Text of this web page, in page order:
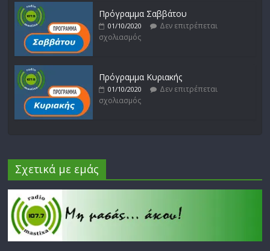
Πρόγραμμα Σαββάτου
01/10/2020
Δεν επιτρέπεται
σχολιασμός
Πρόγραμμα Κυριακής
01/10/2020
Δεν επιτρέπεται
σχολιασμός
Σχετικά με εμάς